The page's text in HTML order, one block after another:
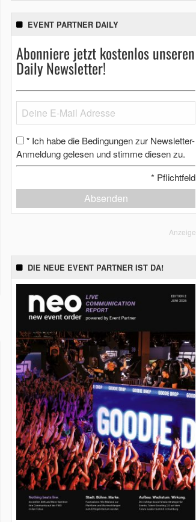
EVENT PARTNER DAILY
Abonniere jetzt kostenlos unseren
Daily Newsletter!
* Ich habe die Bedingungen zur Newsletter-
Anmeldung gelesen und stimme diesen zu.
* Pflichtfeld
Absenden
Anzeige
DIE NEUE EVENT PARTNER IST DA!